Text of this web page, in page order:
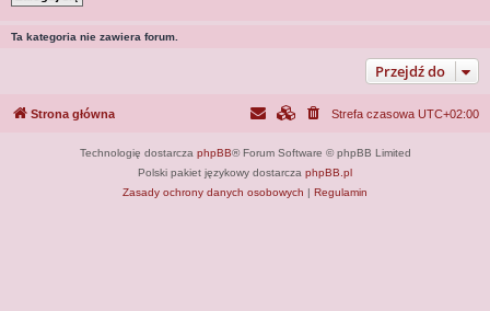
Ta kategoria nie zawiera forum.
Przejdź do
Strona główna Strefa czasowa UTC+02:00
Technologię dostarcza phpBB® Forum Software © phpBB Limited
Polski pakiet językowy dostarcza phpBB.pl
Zasady ochrony danych osobowych | Regulamin